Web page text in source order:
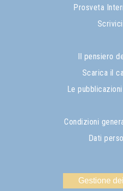
Prosveta
Il pensiero
Scarica il
Le
Condizioni
Dati
Gestione